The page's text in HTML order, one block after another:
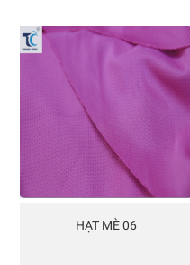
HẠT MÈ 06